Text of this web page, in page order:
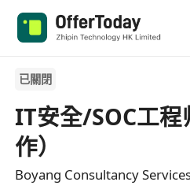
已關閉
IT安全/SOC工
作）
Boyang Consultancy